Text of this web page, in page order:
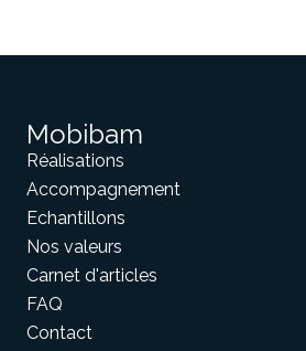
Mobibam
Réalisations
Accompagnement
Echantillons
Nos valeurs
Carnet d'articles
FAQ
Contact